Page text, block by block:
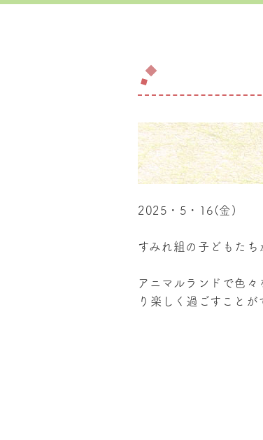
2025・5・16(金)
すみれ組の子どもたち
アニマルランドで色
り楽しく過ごすことが